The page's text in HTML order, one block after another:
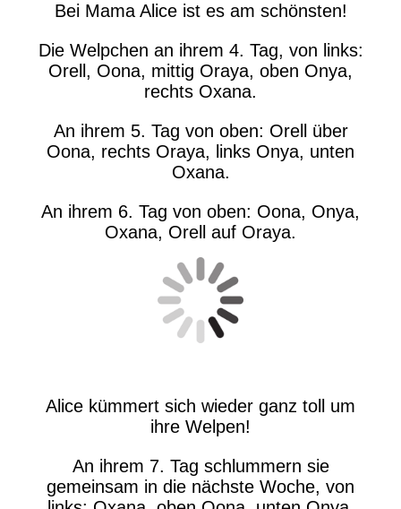
Bei Mama Alice ist es am schönsten!
Die Welpchen an ihrem 4. Tag, von links:
Orell, Oona, mittig Oraya, oben Onya,
rechts Oxana.
An ihrem 5. Tag von oben: Orell über
Oona, rechts Oraya, links Onya, unten
Oxana.
An ihrem 6. Tag von oben: Oona, Onya,
Oxana, Orell auf Oraya.
Alice kümmert sich wieder ganz toll um
ihre Welpen!
An ihrem 7. Tag schlummern sie
gemeinsam in die nächste Woche, von